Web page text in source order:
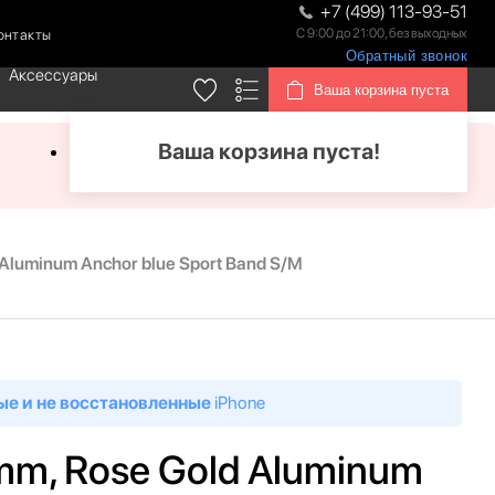
+7 (499) 113-93-51
С 9:00 до 21:00, без выходных
Обратный звонок
Аксессуары
Ваша корзина пуста
Ваша корзина пуста!
Anchor blue Sport Band S/M
и не восстановленныеiPhone
Rose Gold Aluminum